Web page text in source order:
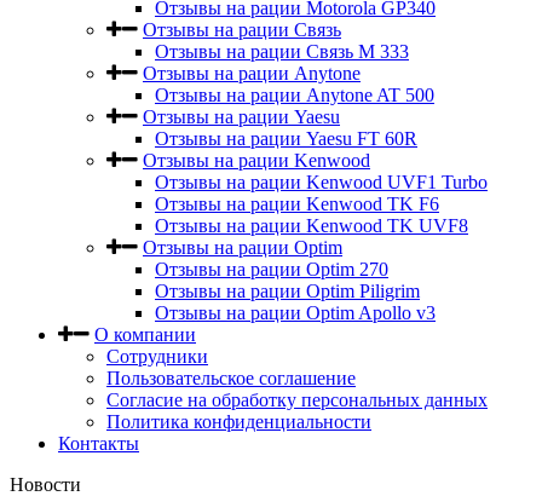
Отзывы на рации Motorola GP340
Отзывы на рации Связь
Отзывы на рации Связь М 333
Отзывы на рации Anytone
Отзывы на рации Anytone AT 500
Отзывы на рации Yaesu
Отзывы на рации Yaesu FT 60R
Отзывы на рации Kenwood
Отзывы на рации Kenwood UVF1 Turbo
Отзывы на рации Kenwood TK F6
Отзывы на рации Kenwood TK UVF8
Отзывы на рации Optim
Отзывы на рации Optim 270
Отзывы на рации Optim Piligrim
Отзывы на рации Optim Apollo v3
О компании
Сотрудники
Пользовательское соглашение
Согласие на обработку персональных данных
Политика конфиденциальности
Контакты
Новости